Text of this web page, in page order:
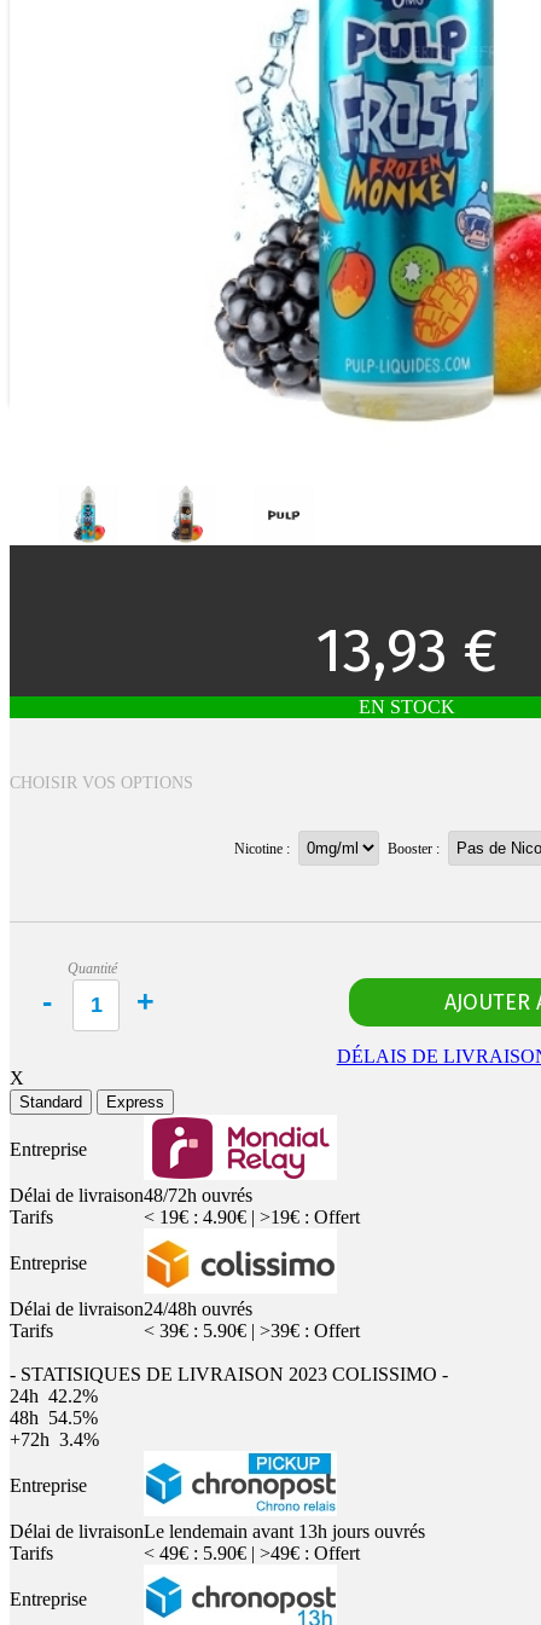
13,93 €
EN STOCK
CHOISIR VOS OPTIONS
Nicotine : Booster :
Quantité
DÉLAIS DE
X
Standard Express
Entreprise
Délai de livraison48/72h ouvrés
Tarifs
< 19€ : 4.90€ | >19€ : Offert
Entreprise
Délai de livraison24/48h ouvrés
Tarifs
< 39€ : 5.90€ | >39€ : Offert
- STATISIQUES DE LIVRAISON 2023 COLISSIMO -
24h 42.2%
48h 54.5%
+72h 3.4%
Entreprise
Délai de livraisonLe lendemain avant 13h jours ouvrés
Tarifs
< 49€ : 5.90€ | >49€ : Offert
Entreprise